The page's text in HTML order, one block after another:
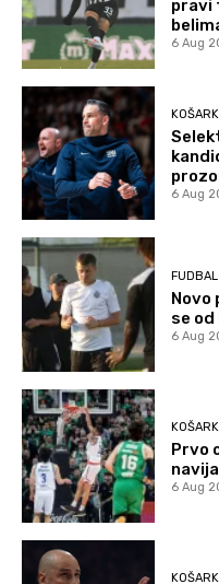
pravi
6 Aug
6 Aug
FUDBAL
Novo
se od
6 Aug
Prvo
6 Aug